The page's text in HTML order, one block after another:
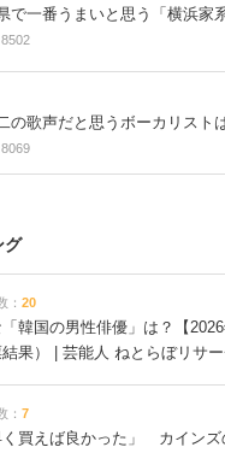
で一番うまいと思う「横浜家
の歌声だと思うボーカリスト
グ
： 20
韓国の男性俳優」は？【
果） | 芸能人 ねとらぼリサ
： 7
く買えば良かった」 カインズ